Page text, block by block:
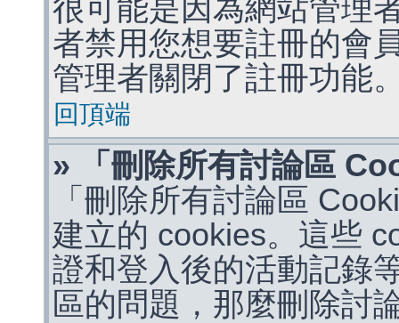
很可能是因為網站管理
者禁用您想要註冊的會
管理者關閉了註冊功能
回頂端
» 「刪除所有討論區
「刪除所有討論區
建立的 cookies。這些
證和登入後的活動記錄
區的問題，那麼刪除討